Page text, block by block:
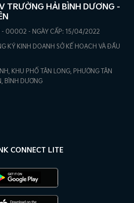
TRƯỜNG HẢI BÌNH DƯƠNG -
- 00002 - NGÀY CẤP: 15/04/2022
KÝ KINH DOANH SỞ KẾ HOẠCH VÀ ĐẦU
KHU PHỐ TÂN LONG, PHƯỜNG TÂN
BÌNH DƯƠNG
CONNECT LITE